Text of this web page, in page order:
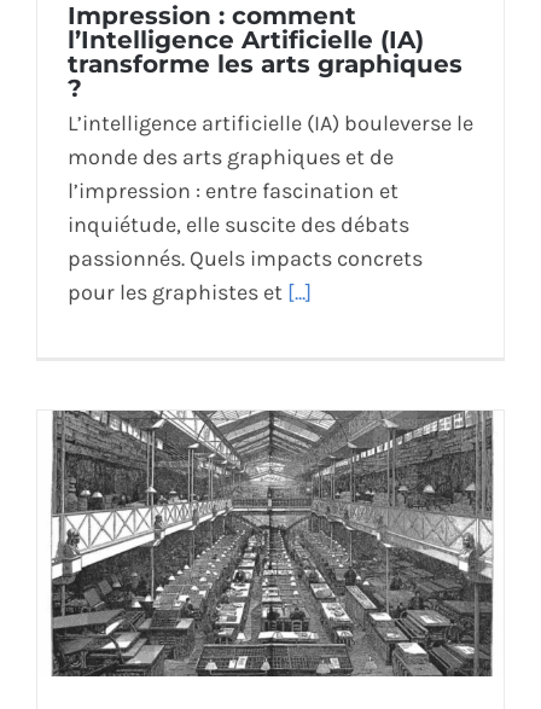
Impression : comment
l’Intelligence Artificielle (IA)
transforme les arts graphiques
?
L’intelligence artificielle (IA) bouleverse le
monde des arts graphiques et de
l’impression : entre fascination et
inquiétude, elle suscite des débats
passionnés. Quels impacts concrets
pour les graphistes et [...]